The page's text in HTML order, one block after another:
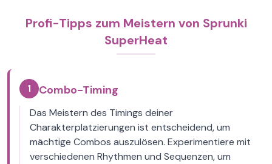
Profi-Tipps zum Meistern von Sprunki
SuperHeat
1 Combo-Timing
Das Meistern des Timings deiner
Charakterplatzierungen ist entscheidend, um
mächtige Combos auszulösen. Experimentiere mit
verschiedenen Rhythmen und Sequenzen, um